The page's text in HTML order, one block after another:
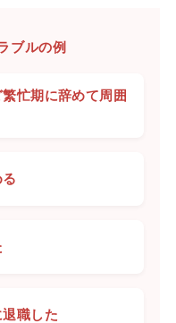
ブルの例
忙期に辞めて周囲
職した